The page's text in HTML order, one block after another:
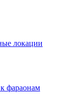
локации